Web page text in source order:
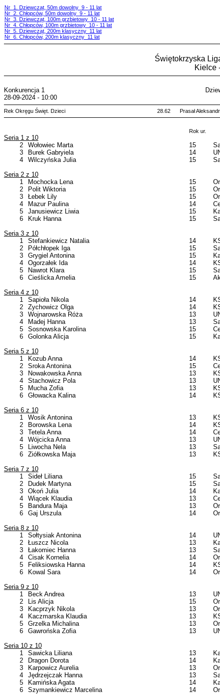
Nr 1. Dziewcząt, 50m dowolny 9 - 11 lat
Nr 2. Chłopców, 50m dowolny 9 - 11 lat
Nr 3. Dziewcząt, 100m grzbietowy 10 - 11 lat
Nr 4. Chłopców, 100m grzbietowy 10 - 11 lat
Nr 5. Dziewcząt, 200m klasyczny 11 lat
Nr 6. Chłopców, 200m klasyczny 11 lat
Świętokrzyska
Kielce
Konkurencja 1
28-09-2024 - 10:00
Rek Okręgu Święt. Dzieci 28.62 Prasał
Rok ur.
Seria 1 z 10
2
3
4
Wołowiec Marta
Burek Gabryiela
Wilczyńska Julia
15
14
15
Seria 2 z 10
1
2
3
4
5
6
Mochocka Lena
Polit Wiktoria
Łebek Lily
Mazur Paulina
Janusiewicz Liwia
Kruk Hanna
15
15
15
14
15
15
Seria 3 z 10
1
2
3
4
5
6
Stefankiewicz Natalia
Półchłopek Iga
Grygiel Antonina
Ogorzałek Ida
Nawrot Klara
Cieślicka Amelia
14
15
15
14
15
15
Seria 4 z 10
1
2
3
4
5
6
Sapioła Nikola
Zychowicz Olga
Wojnarowska Róża
Madej Hanna
Sosnowska Karolina
Golonka Alicja
14
14
13
13
15
15
Seria 5 z 10
1
2
3
4
5
6
Kozub Anna
Sroka Antonina
Nowakowska Anna
Stachowicz Pola
Mucha Zofia
Głowacka Kalina
14
15
13
13
13
14
Seria 6 z 10
1
2
3
4
5
6
Wosik Antonina
Borowska Lena
Tetela Anna
Wójcicka Anna
Liwocha Nela
Ziółkowska Maja
13
14
14
13
13
13
Seria 7 z 10
1
2
3
4
5
6
Sideł Liliana
Dudek Martyna
Okoń Julia
Wiącek Klaudia
Bandura Maja
Gaj Urszula
15
15
14
13
13
14
Seria 8 z 10
1
2
3
4
5
6
Sołtysiak Antonina
Łuszcz Nicola
Łakomiec Hanna
Cisak Kornelia
Feliksiowska Hanna
Kowal Sara
14
13
13
14
14
14
Seria 9 z 10
1
2
3
4
5
6
Beck Andrea
Lis Alicja
Kacprzyk Nikola
Kaczmarska Klaudia
Grzelka Michalina
Gawrońska Zofia
13
15
13
13
13
13
Seria 10 z 10
1
2
3
4
5
6
Sawicka Liliana
Dragon Dorota
Karpowicz Aurelia
Jędrzejczak Hanna
Kamińska Agata
Szymankiewicz Marcelina
13
14
13
13
14
14